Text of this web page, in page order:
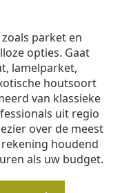
parket en
opties. Gaat
lamelparket,
houtsoort
van klassieke
uit regio
over de meest
houdend
als uw budget.